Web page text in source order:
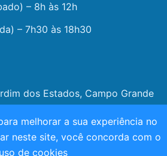
– 8h às 12h
– 7h30 às 18h30
dos Estados, Campo Grande
. Todos os direitos
melhorar a sua experiência no
neste site, você concorda com o
uso de cookies